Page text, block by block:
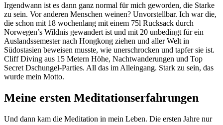
Irgendwann ist es dann ganz normal für mich geworden, die Starke
zu sein. Vor anderen Menschen weinen? Unvorstellbar. Ich war die,
die schon mit 18 wochenlang mit einem 75l Rucksack durch
Norwegen’s Wildnis gewandert ist und mit 20 unbedingt für ein
Auslandssemester nach Hongkong ziehen und aller Welt in
Südostasien beweisen musste, wie unerschrocken und tapfer sie ist.
Cliff Diving aus 15 Metern Höhe, Nachtwanderungen und Top
Secret Dschungel-Parties. All das im Alleingang. Stark zu sein, das
wurde mein Motto.
Meine ersten Meditationserfahrungen
Und dann kam die Meditation in mein Leben. Die ersten Jahre nur